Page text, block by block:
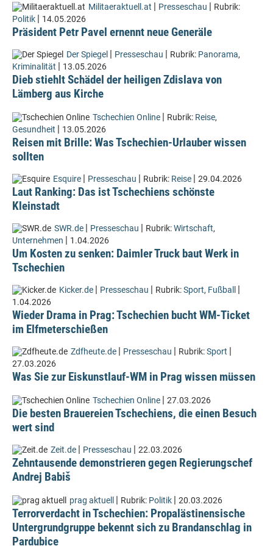
Militaeraktuell.at | Presseschau | Rubrik:
Politik | 14.05.2026
Präsident Petr Pavel ernennt neue Generäle
Der Spiegel | Presseschau | Rubrik: Panorama,
Kriminalität | 13.05.2026
Dieb stiehlt Schädel der heiligen Zdislava von
Lämberg aus Kirche
Tschechien Online | Rubrik: Reise,
Gesundheit | 13.05.2026
Reisen mit Brille: Was Tschechien-Urlauber wissen
sollten
Esquire | Presseschau | Rubrik: Reise | 29.04.2026
Laut Ranking: Das ist Tschechiens schönste
Kleinstadt
SWR.de | Presseschau | Rubrik:Wirtschaft,
Unternehmen | 1.04.2026
Um Kosten zu senken: Daimler Truck baut Werk in
Tschechien
Kicker.de | Presseschau | Rubrik:Sport, Fußball |
1.04.2026
Wieder Drama in Prag: Tschechien bucht WM-Ticket
im Elfmeterschießen
Zdfheute.de | Presseschau | Rubrik:Sport |
27.03.2026
Was Sie zur Eiskunstlauf-WM in Prag wissen müssen
Tschechien Online | 27.03.2026
Die besten Brauereien Tschechiens, die einen Besuch
wert sind
Zeit.de | Presseschau | 22.03.2026
Zehntausende demonstrieren gegen Regierungschef
Andrej Babiš
prag aktuell | Rubrik: Politik | 20.03.2026
Terrorverdacht in Tschechien: Propalästinensische
Untergrundgruppe bekennt sich zu Brandanschlag in
Pardubice